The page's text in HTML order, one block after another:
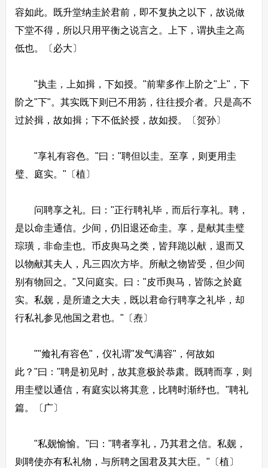
容如此。既升堂纳圭於君前，即不复执之以下，故说做
下堂不得，所以只用平衡之说言之。上下，谓执圭之高
低也。〔必大〕
"执圭，上如揖，下如授。"前辈多作上阶之"上"，下
阶之"下"。其实既下则已不用笏，往往授介者。只是高不
过於揖，故如揖；下不低於授，故如授。〔贺孙〕
"享礼有容色。"曰："聘但以圭。至享，则更用圭
璧、庭实。"〔植〕
问聘享之礼。曰："正行聘礼毕，而后行享礼。聘，
是以命圭通信。少间，仍旧退还命圭。享，是献其圭璧
琮璜，非命圭也。币皮舆马之类，皆拜跪以献，退而又
以物献其夫人，凡三四次方毕。所献之物皆受，但少间
别有物回之。"又问庭实。曰："皮币舆马，皆陈之於庭
实。私觌，是所遣之大夫，既以君命行聘享之礼毕，却
行私礼参见他国之君也。"〔焘〕
""飨礼有容色"，仪礼谓"发气满容"，何故如
此？"曰："聘是初见时，故其意极於恭肃。既聘而享，则
用圭璧以通信，有庭实以将其意，比聘时渐纾也。"聘礼
篇。〔广〕
"私觌愉愉。"曰："聘者享礼，乃其君之信。私觌，
则聘使亦有私礼物，与所聘之国君及其大臣。"〔植〕